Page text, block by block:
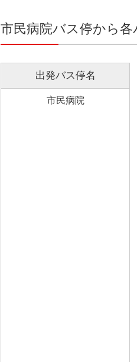
市民病院バス停から
出発バス停名
市民病院